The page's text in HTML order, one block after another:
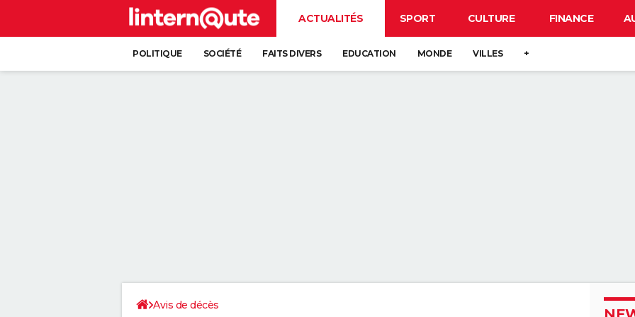
ACTUALITÉS SPORT CULTURE FINANCE
POLITIQUE SOCIÉTÉ FAITS DIVERS EDUCATION MONDE VILLES +
Avis de décès